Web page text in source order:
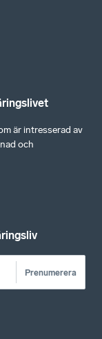
är intresserad av
och
Prenumerera